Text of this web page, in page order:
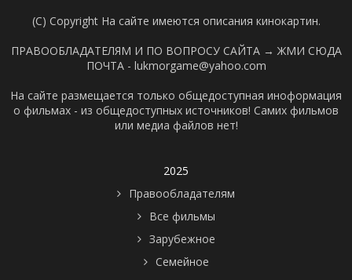
(C) Copyright На сайте имеются описания кинокартин.
ПРАВООБЛАДАТЕЛЯМ И ПО ВОПРОСУ САЙТА → ЖМИ СЮДА
ПОЧТА - lukmorgame@yahoo.com
На сайте размещается только общедоступная иноформация
о фильмах - из общедоступных источников! Самих фильмов
или медиа файлов нет!
2025
Правообладателям
Все фильмы
Зарубежное
Семейное